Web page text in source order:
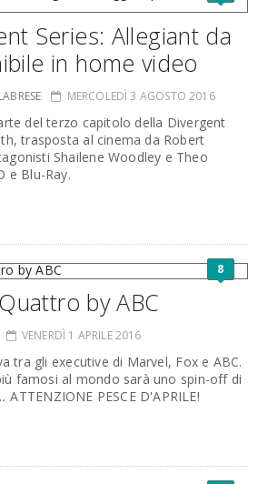
Series: Allegiant da
in home video
MERCOLEDÌ 3 AGOSTO 2016
del terzo capitolo della Divergent
trasposta al cinema da Robert
Shailene Woodley e Theo
e Blu-Ray.
8
by ABC
VENERDÌ 1 APRILE 2016
tra gli executive di Marvel, Fox e ABC.
famosi al mondo sarà uno spin-off di
ATTENZIONE PESCE D'APRILE!